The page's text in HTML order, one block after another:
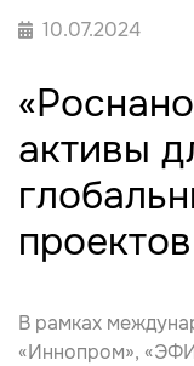
10.07.2024
активы
проектов
В рамках
«Иннопром»,